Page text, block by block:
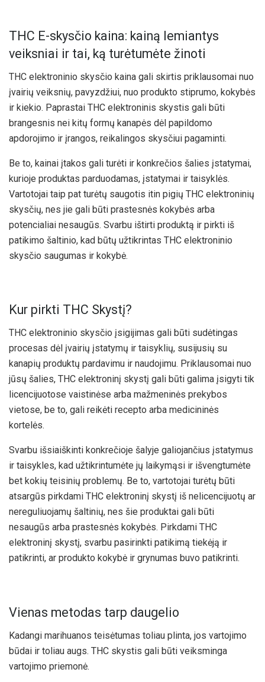
THC E-skysčio kaina: kainą lemiantys
veiksniai ir tai, ką turėtumėte žinoti
THC elektroninio skysčio kaina gali skirtis priklausomai nuo
įvairių veiksnių, pavyzdžiui, nuo produkto stiprumo, kokybės
ir kiekio. Paprastai THC elektroninis skystis gali būti
brangesnis nei kitų formų kanapės dėl papildomo
apdorojimo ir įrangos, reikalingos skysčiui pagaminti.
Be to, kainai įtakos gali turėti ir konkrečios šalies įstatymai,
kurioje produktas parduodamas, įstatymai ir taisyklės.
Vartotojai taip pat turėtų saugotis itin pigių THC elektroninių
skysčių, nes jie gali būti prastesnės kokybės arba
potencialiai nesaugūs. Svarbu ištirti produktą ir pirkti iš
patikimo šaltinio, kad būtų užtikrintas THC elektroninio
skysčio saugumas ir kokybė.
Kur pirkti THC Skystį?
THC elektroninio skysčio įsigijimas gali būti sudėtingas
procesas dėl įvairių įstatymų ir taisyklių, susijusių su
kanapių produktų pardavimu ir naudojimu. Priklausomai nuo
jūsų šalies, THC elektroninį skystį gali būti galima įsigyti tik
licencijuotose vaistinėse arba mažmeninės prekybos
vietose, be to, gali reikėti recepto arba medicininės
kortelės.
Svarbu išsiaiškinti konkrečioje šalyje galiojančius įstatymus
ir taisykles, kad užtikrintumėte jų laikymąsi ir išvengtumėte
bet kokių teisinių problemų. Be to, vartotojai turėtų būti
atsargūs pirkdami THC elektroninį skystį iš nelicencijuotų ar
nereguliuojamų šaltinių, nes šie produktai gali būti
nesaugūs arba prastesnės kokybės. Pirkdami THC
elektroninį skystį, svarbu pasirinkti patikimą tiekėją ir
patikrinti, ar produkto kokybė ir grynumas buvo patikrinti.
Vienas metodas tarp daugelio
Kadangi marihuanos teisėtumas toliau plinta, jos vartojimo
būdai ir toliau augs. THC skystis gali būti veiksminga
vartojimo priemonė.